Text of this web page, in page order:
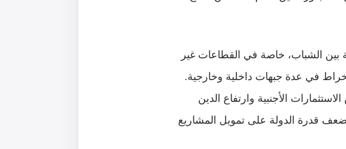
بين الشباب، خاصة في القطاعات غير
في عدة جبهات داخلية وخارجية.
الأجنبية وارتفاع الدين
قدرة الدولة على تمويل المشاريع